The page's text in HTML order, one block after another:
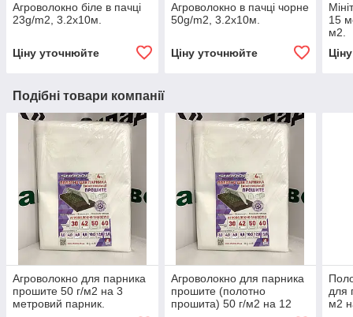
Агроволокно біле в пачці
23g/m2, 3.2х10м.
Ціну уточнюйте
Агроволокно в пачці чорне
50g/m2, 3.2х10м.
Ціну уточнюйте
15
м2.
Подібні товари компанії
Агроволокно для парника
прошите 50 г/м2 на 3
метровий парник.
Агроволокно для парника
прошите (полотно
прошита) 50 г/м2 на 12
для
м2